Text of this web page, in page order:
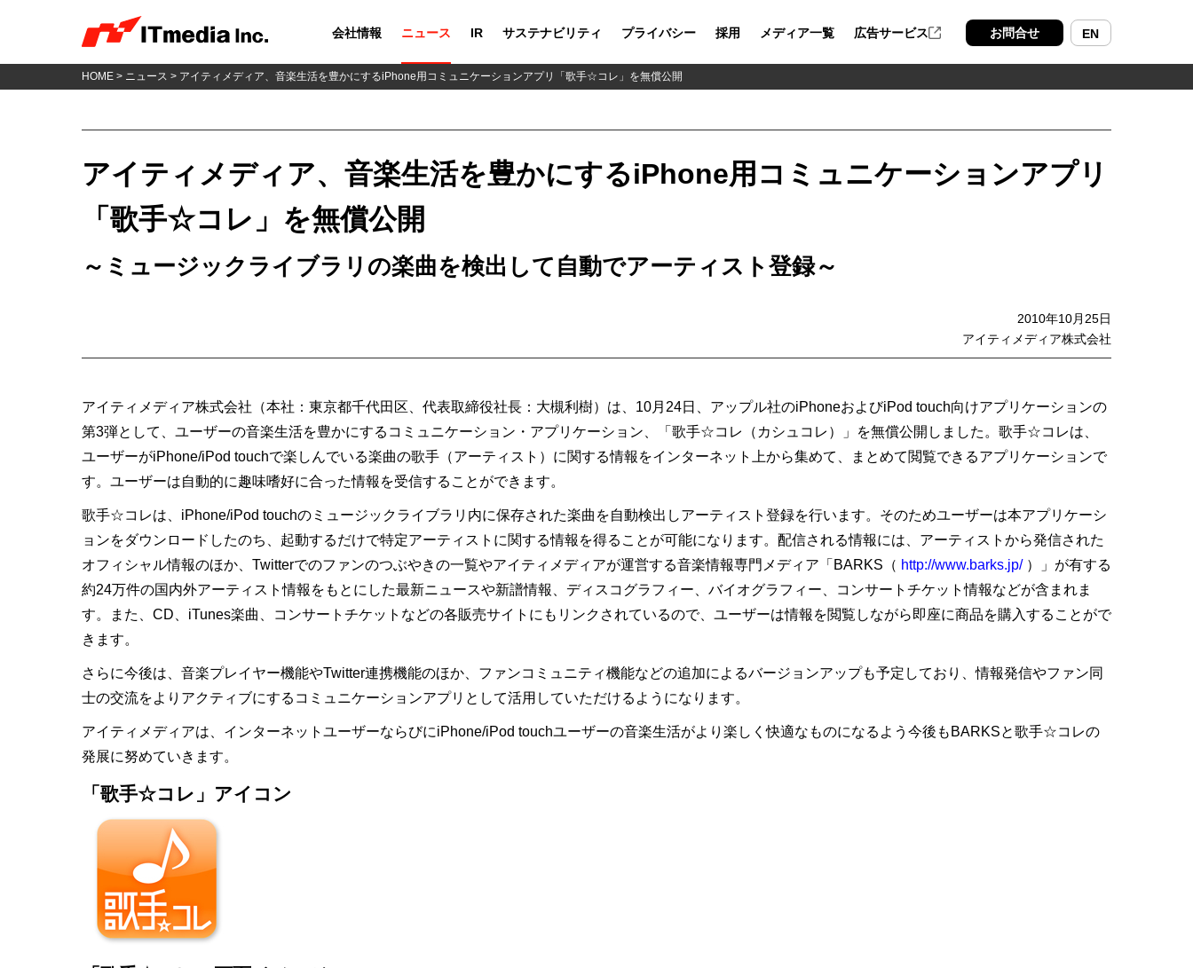
会社情報 ニュース IR サステナビリティ プライバシー 採用 メディア一覧 広告サービス お問合せ EN
HOME > ニュース > アイティメディア、音楽生活を豊かにするiPhone用コミュニケーションアプリ「歌手☆コレ」を無償公開
アイティメディア、音楽生活を豊かにするiPhone用コミュニケーションアプリ
「歌手☆コレ」を無償公開
～ミュージックライブラリの楽曲を検出して自動でアーティスト登録～
2010年10月25日
アイティメディア株式会社
アイティメディア株式会社（本社：東京都千代田区、代表取締役社長：大槻利樹）は、10月24日、アップル社のiPhoneおよびiPod touch向けアプリケーションの
第3弾として、ユーザーの音楽生活を豊かにするコミュニケーション・アプリケーション、「歌手☆コレ（カシュコレ）」を無償公開しました。歌手☆コレは、
ユーザーがiPhone/iPod touchで楽しんでいる楽曲の歌手（アーティスト）に関する情報をインターネット上から集めて、まとめて閲覧できるアプリケーションで
す。ユーザーは自動的に趣味嗜好に合った情報を受信することができます。
歌手☆コレは、iPhone/iPod touchのミュージックライブラリ内に保存された楽曲を自動検出しアーティスト登録を行います。そのためユーザーは本アプリケーシ
ョンをダウンロードしたのち、起動するだけで特定アーティストに関する情報を得ることが可能になります。配信される情報には、アーティストから発信された
オフィシャル情報のほか、Twitterでのファンのつぶやきの一覧やアイティメディアが運営する音楽情報専門メディア「BARKS（ http://www.barks.jp/）」が有する
約24万件の国内外アーティスト情報をもとにした最新ニュースや新譜情報、ディスコグラフィー、バイオグラフィー、コンサートチケット情報などが含まれま
す。また、CD、iTunes楽曲、コンサートチケットなどの各販売サイトにもリンクされているので、ユーザーは情報を閲覧しながら即座に商品を購入することがで
きます。
さらに今後は、音楽プレイヤー機能やTwitter連携機能のほか、ファンコミュニティ機能などの追加によるバージョンアップも予定しており、情報発信やファン同
士の交流をよりアクティブにするコミュニケーションアプリとして活用していただけるようになります。
アイティメディアは、インターネットユーザーならびにiPhone/iPod touchユーザーの音楽生活がより楽しく快適なものになるよう今後もBARKSと歌手☆コレの
発展に努めていきます。
「歌手☆コレ」アイコン